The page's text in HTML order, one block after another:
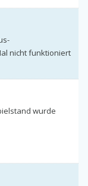
nicht funktioniert
wurde